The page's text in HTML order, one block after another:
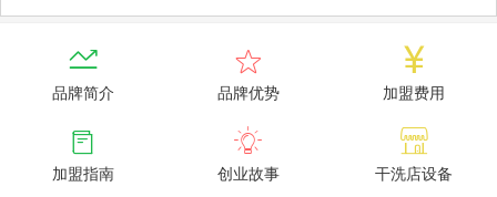

品牌简介

品牌优势

加盟费用

加盟指南

创业故事

干洗店设备